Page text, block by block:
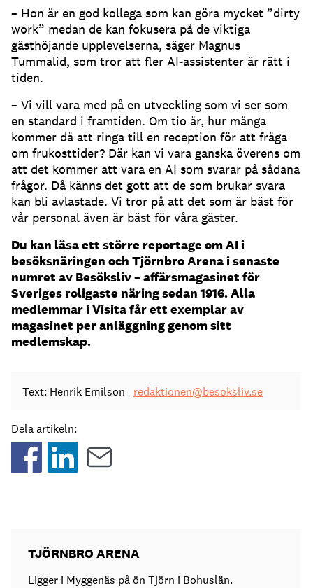
– Hon är en god kollega som kan göra mycket ”dirty
work” medan de kan fokusera på de viktiga
gästhöjande upplevelserna, säger Magnus
Tummalid, som tror att fler AI-assistenter är rätt i
tiden.
– Vi vill vara med på en utveckling som vi ser som
en standard i framtiden. Om tio år, hur många
kommer då att ringa till en reception för att fråga
om frukosttider? Där kan vi vara ganska överens om
att det kommer att vara en AI som svarar på sådana
frågor. Då känns det gott att de som brukar svara
kan bli avlastade. Vi tror på att det som är bäst för
vår personal även är bäst för våra gäster.
Du kan läsa ett större reportage om AI i
besöksnäringen och Tjörnbro Arena i senaste
numret av Besöksliv – affärsmagasinet för
Sveriges roligaste näring sedan 1916. Alla
medlemmar i Visita får ett exemplar av
magasinet per anläggning genom sitt
medlemskap.
Text: Henrik Emilson redaktionen@besoksliv.se
Dela artikeln:
TJÖRNBRO ARENA
Ligger i Myggenäs på ön Tjörn i Bohuslän.